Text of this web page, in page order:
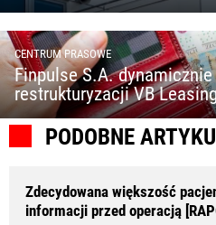
CENTRUM PRASOWE
Finpulse S.A.
restrukturyzacji VB
PODOBNE
Zdecydowana większość
informacji przed operacją